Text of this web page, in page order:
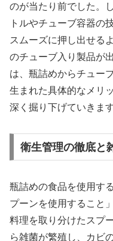
のが当たり前でした。
トルやチューブ容器の
スムーズに押し出せる
のチューブ入り製品が
は、瓶詰めからチュー
生まれた具体的なメリ
深く掘り下げていきます
衛生管理の徹底と
瓶詰めの食品を使用す
プーンを使用すること
料理を取り分けたスプ
ら雑菌が繁殖し、カビ